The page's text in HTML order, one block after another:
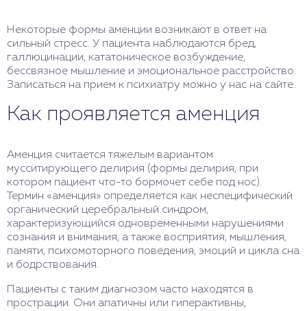
Некоторые формы аменции возникают в ответ на
сильный стресс. У пациента наблюдаются бред,
галлюцинации, кататоническое возбуждение,
бессвязное мышление и эмоциональное расстройство.
Записаться на прием к психиатру можно у нас на сайте.
Как проявляется аменция
Аменция считается тяжелым вариантом
мусситирующего делирия (формы делирия, при
котором пациент что-то бормочет себе под нос).
Термин «аменция» определяется как неспецифический
органический церебральный синдром,
характеризующийся одновременными нарушениями
сознания и внимания, а также восприятия, мышления,
памяти, психомоторного поведения, эмоций и цикла сна
и бодрствования.
Пациенты с таким диагнозом часто находятся в
прострации. Они апатичны или гиперактивны,